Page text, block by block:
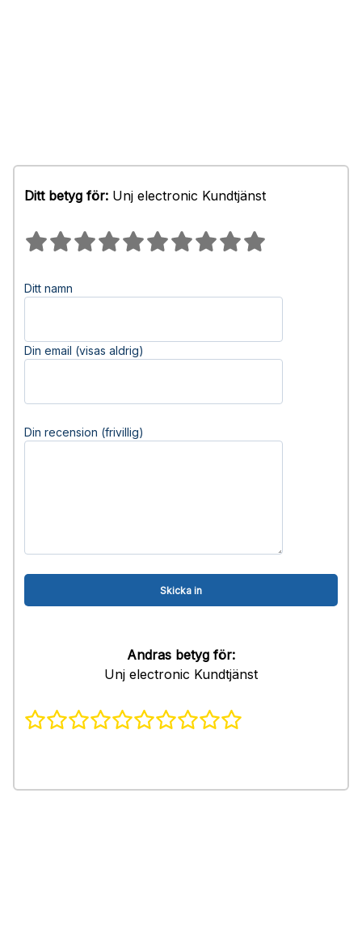
Ditt betyg för: Unj electronic Kundtjänst
Ditt namn
Din email (visas aldrig)
Din recension (frivillig)
Andras betyg för:
Unj electronic Kundtjänst